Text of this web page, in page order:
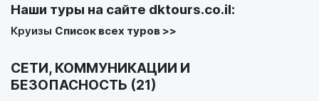
Наши туры на сайте dktours.co.il:
Круизы Список всех туров >>
СЕТИ, КОММУНИКАЦИИ И
БЕЗОПАСНОСТЬ (21)